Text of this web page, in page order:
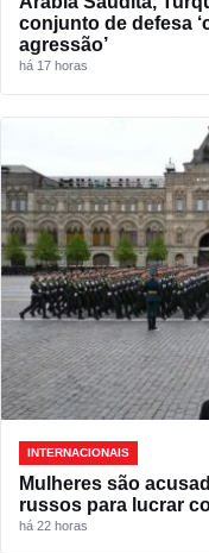
conjunto de defesa
agressão’
há 17 horas
INTERNACIONAIS
Mulheres são
russos para lucrar
há 22 horas